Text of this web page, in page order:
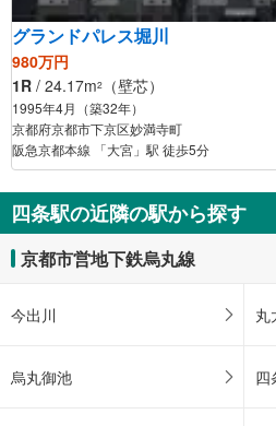
グランドパレス堀川
980万円
1R / 24.17m2 （壁芯）
1995年4月（築32年）
京都府京都市下京区妙満寺町
阪急京都本線 「大宮」駅 徒歩5分
四条駅の近隣の駅から探す
京都市営地下鉄烏丸線
今出川 丸
烏丸御池 四